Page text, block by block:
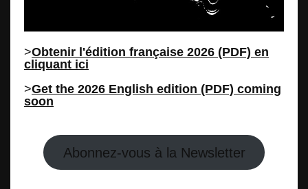
>Obtenir l'édition française 2026 (PDF) en
cliquant ici
>Get the 2026 English edition (PDF) coming
soon
Abonnez-vous à la Newsletter